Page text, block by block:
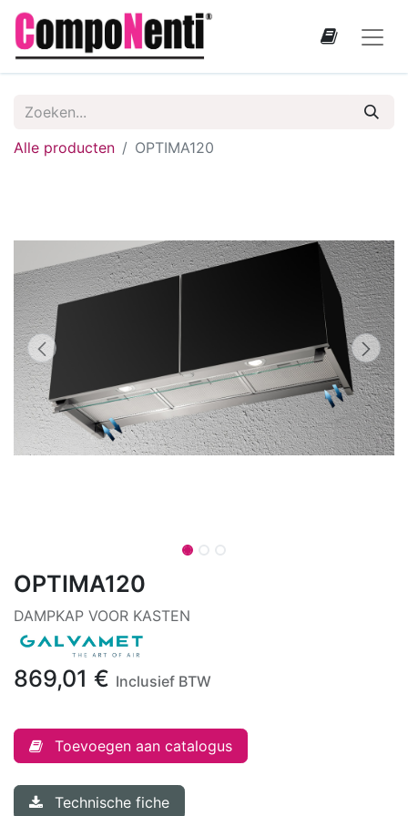
Alle producten OPTIMA120
OPTIMA120
DAMPKAP VOOR KASTEN
869,01 € Inclusief BTW
Toevoegen aan catalogus
Technische fiche